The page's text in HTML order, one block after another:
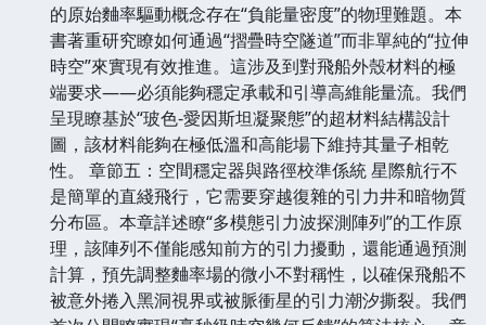
的原始麯率驅動概念存在“負能量密度”的物理難題。本
書著重研究瞭如何通過“摺疊時空隧道”而非單純的“拉伸
時空”來實現有效推進。這涉及到對飛船外殼材料的極
端要求——必須能夠穩定承載和引導高維能量流。我們
呈現瞭基於“玻色-愛因斯坦凝聚態”的超材料結構設計
圖，該材料能夠在極低溫和高能場下維持其量子相乾
性。 章節五：空間穩定器與路徑校準係統 星際航行不
是簡單的直綫飛行，它需要穿越復雜的引力井和暗物質
分布區。本章詳述瞭“多模態引力波探測陣列”的工作原
理，該陣列不僅能感知前方的引力擾動，還能通過預測
計算，預先調整麯率場的微小不對稱性，以確保飛船不
被意外捲入黑洞視界或被脈衝星的引力潮汐撕裂。我們